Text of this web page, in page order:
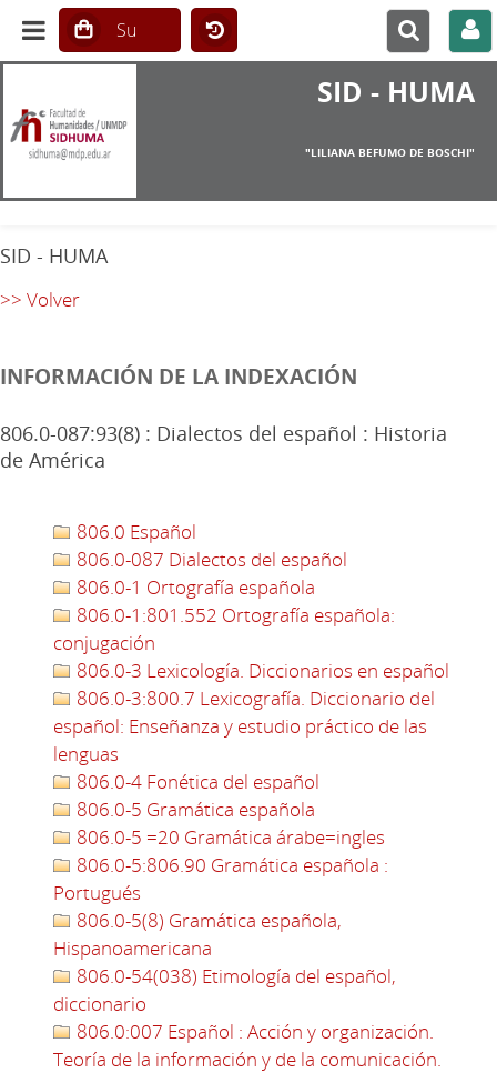
SID - HUMA
"LILIANA BEFUMO DE BOSCHI"
SID - HUMA
>> Volver
INFORMACIÓN DE LA INDEXACIÓN
806.0-087:93(8) : Dialectos del español : Historia
de América
806.0 Español
806.0-087 Dialectos del español
806.0-1 Ortografía española
806.0-1:801.552 Ortografía española:
conjugación
806.0-3 Lexicología. Diccionarios en español
806.0-3:800.7 Lexicografía. Diccionario del
español: Enseñanza y estudio práctico de las
lenguas
806.0-4 Fonética del español
806.0-5 Gramática española
806.0-5 =20 Gramática árabe=ingles
806.0-5:806.90 Gramática española :
Portugués
806.0-5(8) Gramática española,
Hispanoamericana
806.0-54(038) Etimología del español,
diccionario
806.0:007 Español : Acción y organización.
Teoría de la información y de la comunicación.